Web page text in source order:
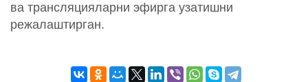
ва трансляцияларни эфирга узатишни
режалаштирган.